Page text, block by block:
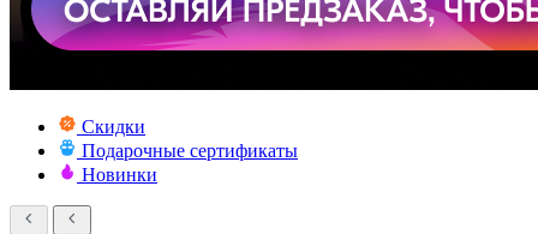
Скидки
Подарочные сертификаты
Новинки